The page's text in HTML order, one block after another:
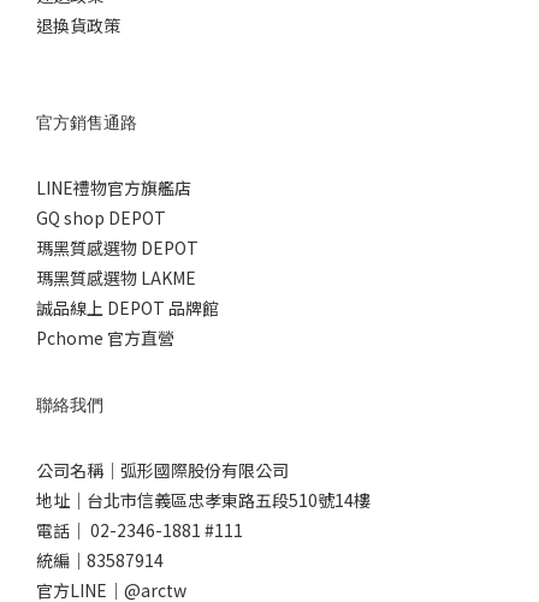
退換貨政策
官方銷售通路
LINE禮物官方旗艦店
GQ shop DEPOT
瑪黑質感選物 DEPOT
瑪黑質感選物 LAKME
誠品線上 DEPOT 品牌館
Pchome 官方直營
聯絡我們
公司名稱｜弧形國際股份有限公司
地址｜台北市信義區忠孝東路五段510號14樓
電話｜ 02-2346-1881 #111
統編｜83587914
官方LINE｜@arctw